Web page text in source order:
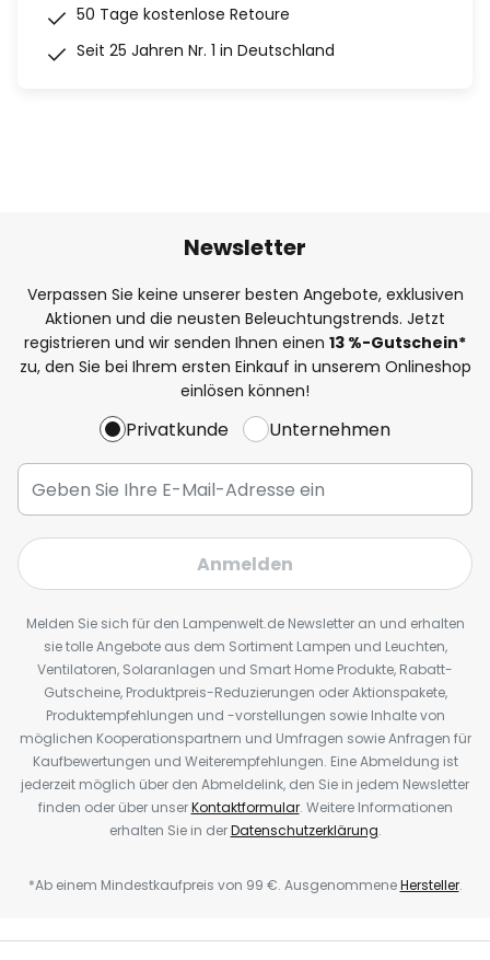
50 Tage kostenlose Retoure
Seit 25 Jahren Nr. 1 in Deutschland
Newsletter
Verpassen Sie keine unserer besten Angebote, exklusiven
Aktionen und die neusten Beleuchtungstrends. Jetzt
registrieren und wir senden Ihnen einen 13 %-Gutschein*
zu, den Sie bei Ihrem ersten Einkauf in unserem Onlineshop
einlösen können!
Privatkunde Unternehmen
Anmelden
Melden Sie sich für den Lampenwelt.de Newsletter an und erhalten
sie tolle Angebote aus dem Sortiment Lampen und Leuchten,
Ventilatoren, Solaranlagen und Smart Home Produkte, Rabatt-
Gutscheine, Produktpreis-Reduzierungen oder Aktionspakete,
Produktempfehlungen und -vorstellungen sowie Inhalte von
möglichen Kooperationspartnern und Umfragen sowie Anfragen für
Kaufbewertungen und Weiterempfehlungen. Eine Abmeldung ist
jederzeit möglich über den Abmeldelink, den Sie in jedem Newsletter
finden oder über unserKontaktformular. Weitere Informationen
erhalten Sie in derDatenschutzerklärung.
*Ab einem Mindestkaufpreis von 99 €. AusgenommeneHersteller.